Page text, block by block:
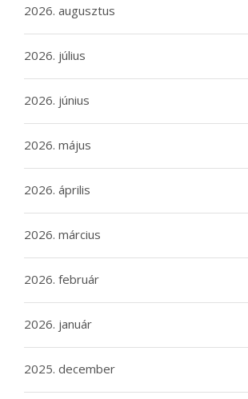
2026. augusztus
2026. július
2026. június
2026. május
2026. április
2026. március
2026. február
2026. január
2025. december